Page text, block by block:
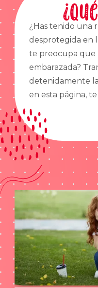
¿Has tenido una
desprotegida en
te preocupa que
embarazada?
detenidamente
en esta página,